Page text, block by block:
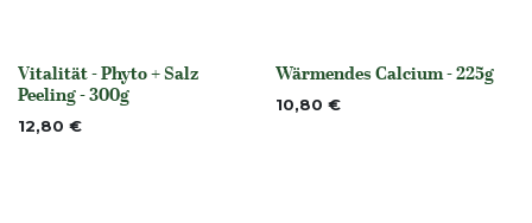
None
Vitalität - Phyto + Salz
Peeling - 300g
12,80 €
None
Wärmendes Calcium - 225g
10,80 €